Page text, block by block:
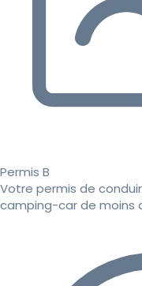
Permis B
Votre permis de
camping-car de moins